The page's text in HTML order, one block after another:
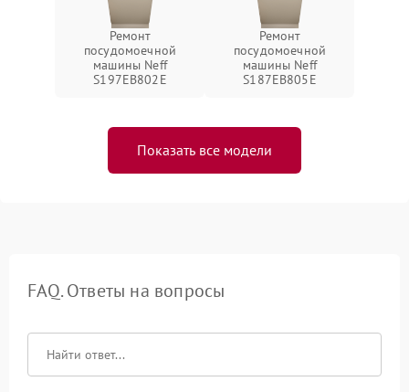
Ремонт
посудомоечной
машины Neff
S197EB802E
Ремонт
посудомоечной
машины Neff
S187EB805E
Показать все модели
FAQ. Ответы на вопросы